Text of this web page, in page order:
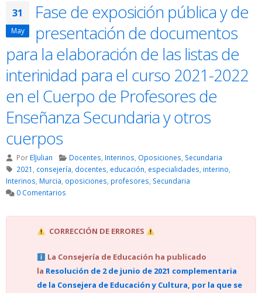
31
May
Fase de exposición pública y de
presentación de documentos
para la elaboración de las listas de
interinidad para el curso 2021-2022
en el Cuerpo de Profesores de
Enseñanza Secundaria y otros
cuerpos
Por ElJulian Docentes Interinos Oposiciones Secundaria
2021
consejería docentes educación especialidades interino
Interinos, Murcia, oposiciones, profesores, Secundaria
0 Comentarios
CORRECCIÓN DE ERRORES
La Consejería de Educación ha publicado
la Resolución de 2 de junio de 2021 complementaria
de la Consejera de Educación y Cultura, por la que se